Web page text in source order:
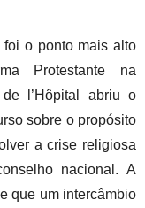
o ponto mais alto
Protestante na
l’Hôpital abriu o
sobre o propósito
a crise religiosa
nacional. A
que um intercâmbio